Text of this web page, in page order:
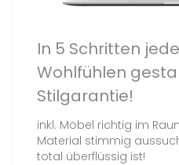
In 5 Schritten
Wohlfühlen
Stilgarantie!
inkl. Möbel richtig im
Material stimmig
total überflüssig ist!